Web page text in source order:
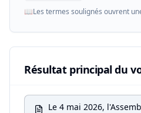
📖Les termes soulignés ouvrent
Résultat principal du
Le 4 mai 2026,